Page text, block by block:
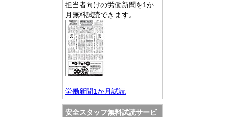
担当者向けの労働新聞を1か
月無料試読できます。
労働新聞1か月試読
安全スタッフ無料試読サービ